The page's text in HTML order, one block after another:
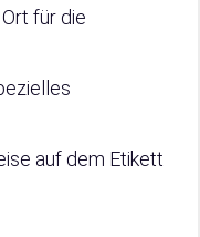
für die
auf dem Etikett